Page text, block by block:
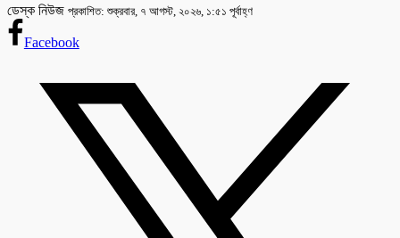
ডেস্ক নিউজ প্রকাশিত: শুক্রবার, ৭ আগস্ট, ২০২৬, ১:৫১ পূর্বাহ্ণ
Facebook